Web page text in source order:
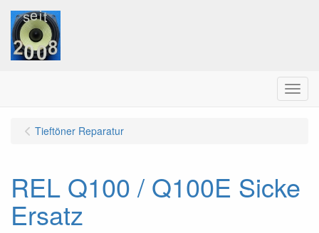
Menu
Tieftöner Reparatur
REL Q100 / Q100E Sicke
Ersatz